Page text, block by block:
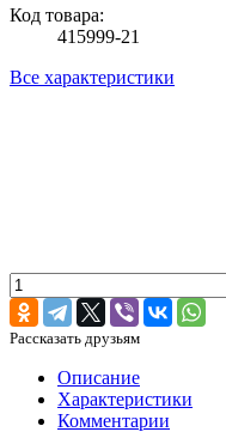
Код товара:
415999-21
Все характеристики
Рассказать друзьям
Описание
Характеристики
Комментарии